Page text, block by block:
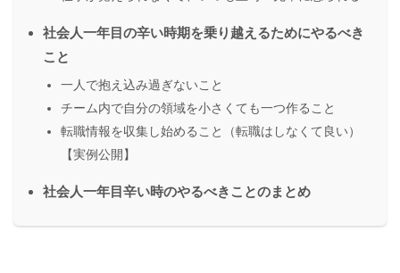
社会人一年目の辛い時期を乗り越えるためにやるべき
こと
一人で抱え込み過ぎないこと
チーム内で自分の領域を小さくても一つ作ること
転職情報を収集し始めること（転職はしなくて良い）
【実例公開】
社会人一年目辛い時のやるべきことのまとめ